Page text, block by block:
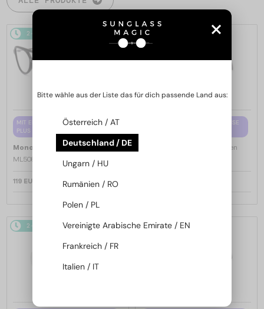
2-4 WERKTAGE
MIT EINER EINSTÄRKENGLASLINSE
PLUS 65 EUR
Moncler
Brillenfassungen
ML5081 - 001 - 56
119 EUR
MIT EINER EINSTÄRKENGLASLINSE
Brillenfassungen
2-4 WERKTAGE 2-4 WERKTAGE
Bitte wähle aus der Liste das für dich passende Land aus:
Österreich / AT
Deutschland / DE
Ungarn / HU
Rumänien / RO
Polen / PL
Vereinigte Arabische Emirate / EN
Frankreich / FR
Italien / IT